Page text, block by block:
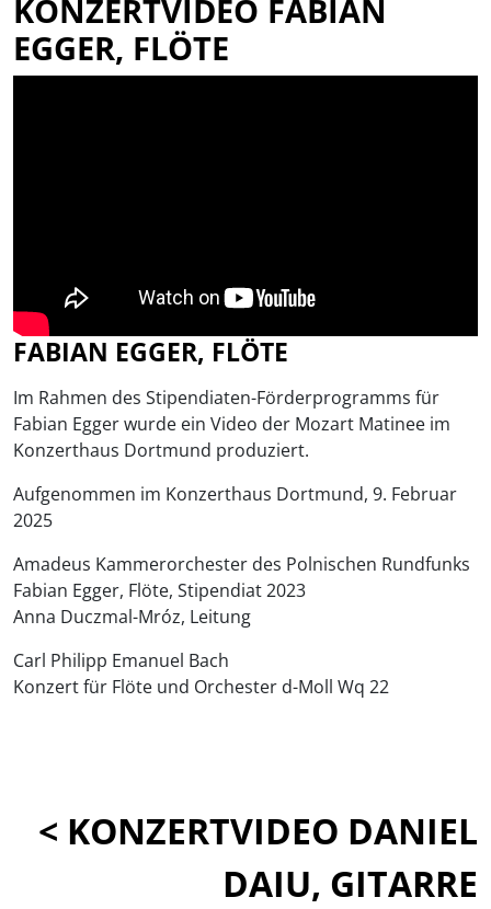
KONZERTVIDEO FABIAN
EGGER, FLÖTE
FABIAN EGGER, FLÖTE
Im Rahmen des Stipendiaten-Förderprogramms für
Fabian Egger wurde ein Video der Mozart Matinee im
Konzerthaus Dortmund produziert.
Aufgenommen im Konzerthaus Dortmund, 9. Februar
2025
Amadeus Kammerorchester des Polnischen Rundfunks
Fabian Egger, Flöte, Stipendiat 2023
Anna Duczmal-Mróz, Leitung
Carl Philipp Emanuel Bach
Konzert für Flöte und Orchester d-Moll Wq 22
< KONZERTVIDEO DANIEL
DAIU, GITARRE